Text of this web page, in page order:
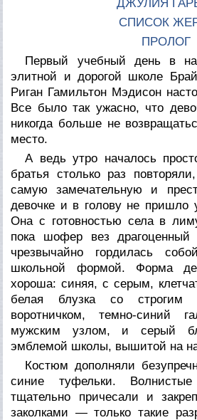
ДЖУЛИЯ
СПИСОК
ПРОЛОГ
Первый учебный день в
элитной и дорогой школе
Риган Гамильтон Мэдисон
Все было так ужасно, что
никогда больше не
место.
А ведь утро началось
братья столько раз
самую замечательную и
девочке и в голову не пришло
Она с готовностью села в
пока шофер вез драгоценный
чрезвычайно гордилась
школьной формой. Форма
хороша: синяя, с серым,
белая блузка со
воротничком, темно-синий
мужским узлом, и серый
эмблемой школы, вышитой на
Костюм дополняли
синие туфельки.
тщательно причесали и
заколками — только такие